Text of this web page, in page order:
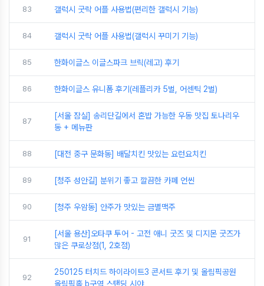
83 갤럭시 굿락 어플 사용법(편리한 갤럭시 기능)
84 갤럭시 굿락 어플 사용법(갤럭시 꾸미기 기능)
85 한화이글스 이글스파크 브릭(레고) 후기
86 한화이글스 유니폼 후기(레플리카 5벌, 어센틱 2벌)
87
[서울 잠실] 송리단길에서 혼밥 가능한 우동 맛집 토나리우
동 + 메뉴판
88 [대전 중구 문화동] 배달치킨 맛있는 요런요치킨
89 [청주 성안길] 분위기 좋고 깔끔한 카페 언씬
90 [청주 우암동] 안주가 맛있는 금별맥주
91
[서울 용산]오타쿠 투어 - 고전 애니 굿즈 및 디지몬 굿즈가
많은 쿠로상점(1, 2호점)
92
250125 터치드 하이라이트3 콘서트 후기 및 올림픽공원
올림픽홀 b구역 스탠딩 시야